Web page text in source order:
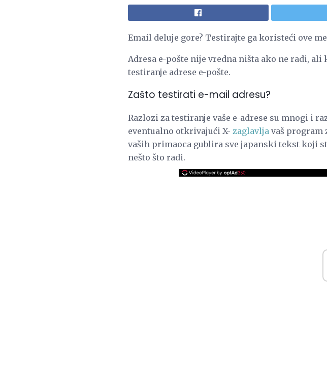
Email deluje gore? Testirajte ga koristeći ove
Adresa e-pošte nije vredna ništa ako ne radi,
testiranje adrese e-pošte.
Zašto testirati e-mail adresu?
Razlozi za testiranje vaše e-adrese su mnogi i
eventualno otkrivajući X- zaglavlja vaš program
vaših primaoca gublira sve japanski tekst koji
nešto što radi.